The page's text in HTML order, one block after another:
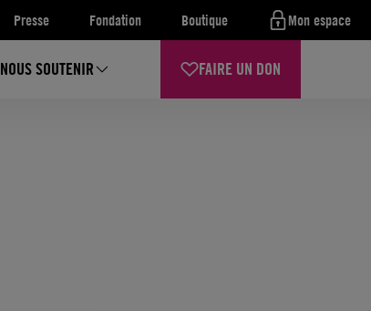
Presse Fondation Boutique Mon espace
NOUS SOUTENIR FAIRE UN DON